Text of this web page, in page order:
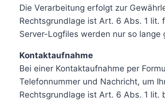
Die Verarbeitung erfolgt zur
Rechtsgrundlage ist Art. 6 Abs. 1 lit. f
Server-Logfiles werden nur so
Kontaktaufnahme
Bei einer Kontaktaufnahme per
Telefonnummer und Nachricht, um
Rechtsgrundlage ist Art. 6 Abs. 1 lit.